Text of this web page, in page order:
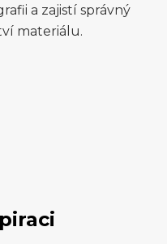
a zajistí správný
materiálu.